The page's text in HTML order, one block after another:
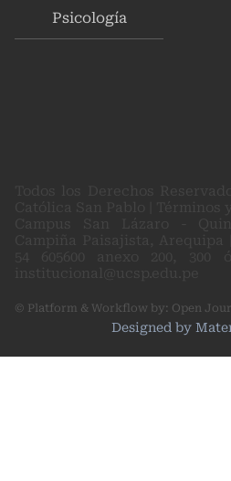
Psicología
© Platform & Workflow by: Open
Designed by